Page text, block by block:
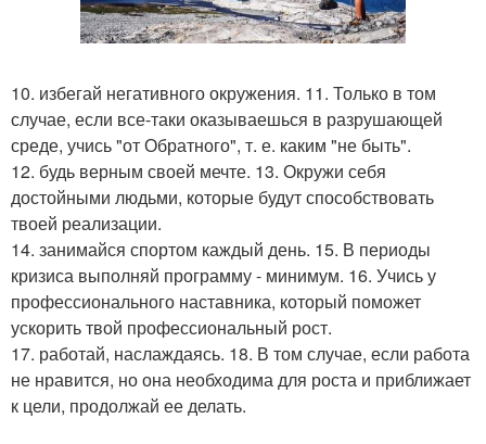
10. избегай негативного окружения. 11. Только в том
случае, если все-таки оказываешься в разрушающей
среде, учись "от Обратного", т. е. каким "не быть".
12. будь верным своей мечте. 13. Окружи себя
достойными людьми, которые будут способствовать
твоей реализации.
14. занимайся спортом каждый день. 15. В периоды
кризиса выполняй программу - минимум. 16. Учись у
профессионального наставника, который поможет
ускорить твой профессиональный рост.
17. работай, наслаждаясь. 18. В том случае, если работа
не нравится, но она необходима для роста и приближает
к цели, продолжай ее делать.